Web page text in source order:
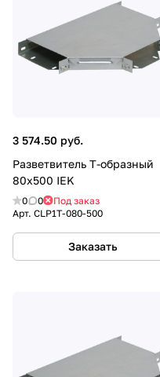
3 574.50 руб.
Разветвитель Т-образный
80х500 IEK
0 0
Под заказ
Арт. CLP1T-080-500
Заказать